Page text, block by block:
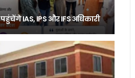
IAS, IPS और IFS अधिकारी